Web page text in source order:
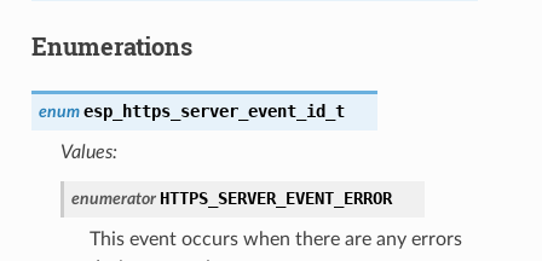
Enumerations
enum esp_https_server_event_id_t
Values:
enumerator HTTPS_SERVER_EVENT_ERROR
This event occurs when there are any errors